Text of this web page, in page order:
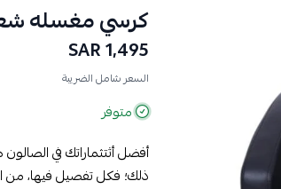
كرسي مغسله
1,495 SAR
السعر شامل الضريبة
متوفر
أفضل أثتثماراتك في
ذلك؛ فكل تفصيل فيها، من